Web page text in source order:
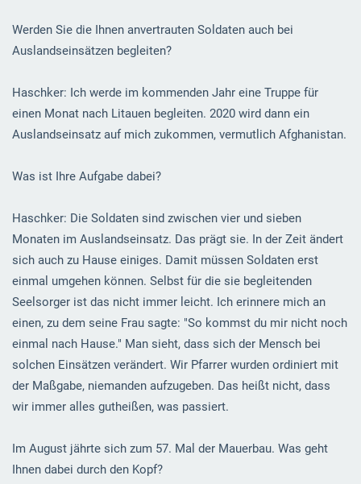
Werden Sie die Ihnen anvertrauten Soldaten auch bei
Auslandseinsätzen begleiten?
Haschker: Ich werde im kommenden Jahr eine Truppe für
einen Monat nach Litauen begleiten. 2020 wird dann ein
Auslandseinsatz auf mich zukommen, vermutlich Afghanistan.
Was ist Ihre Aufgabe dabei?
Haschker: Die Soldaten sind zwischen vier und sieben
Monaten im Auslandseinsatz. Das prägt sie. In der Zeit ändert
sich auch zu Hause einiges. Damit müssen Soldaten erst
einmal umgehen können. Selbst für die sie begleitenden
Seelsorger ist das nicht immer leicht. Ich erinnere mich an
einen, zu dem seine Frau sagte: "So kommst du mir nicht noch
einmal nach Hause." Man sieht, dass sich der Mensch bei
solchen Einsätzen verändert. Wir Pfarrer wurden ordiniert mit
der Maßgabe, niemanden aufzugeben. Das heißt nicht, dass
wir immer alles gutheißen, was passiert.
Im August jährte sich zum 57. Mal der Mauerbau. Was geht
Ihnen dabei durch den Kopf?